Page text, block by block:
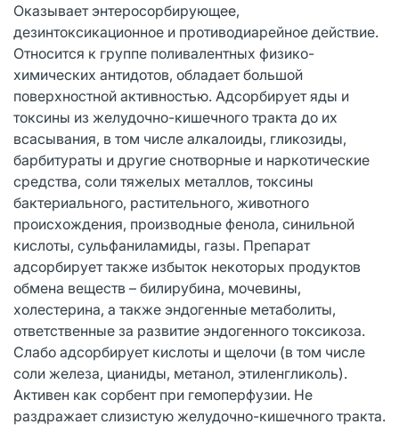
Оказывает энтеросорбирующее,
дезинтоксикационное и противодиарейное действие.
Относится к группе поливалентных физико-
химических антидотов, обладает большой
поверхностной активностью. Адсорбирует яды и
токсины из желудочно-кишечного тракта до их
всасывания, в том числе алкалоиды, гликозиды,
барбитураты и другие снотворные и наркотические
средства, соли тяжелых металлов, токсины
бактериального, растительного, животного
происхождения, производные фенола, синильной
кислоты, сульфаниламиды, газы. Препарат
адсорбирует также избыток некоторых продуктов
обмена веществ – билирубина, мочевины,
холестерина, а также эндогенные метаболиты,
ответственные за развитие эндогенного токсикоза.
Слабо адсорбирует кислоты и щелочи (в том числе
соли железа, цианиды, метанол, этиленгликоль).
Активен как сорбент при гемоперфузии. Не
раздражает слизистую желудочно-кишечного тракта.